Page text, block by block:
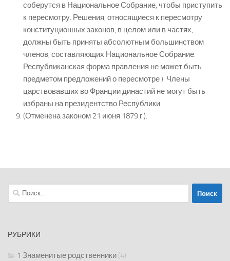
соберутся в Национальное Собрание, чтобы приступить
к пересмотру. Решения, относящиеся к пересмотру
конституционных законов, в целом или в частях,
должны быть приняты абсолютным большинством
членов, составляющих Национальное Собрание.
Республиканская форма правления не может быть
предметом предложений о пересмотре ). Члены
царствовавших во Франции династий не могут быть
избраны на президентство Республики.
(Отменена законом 21 июня 1879 г.).
Найти:
РУБРИКИ
1 Знаменитые родственники (4)